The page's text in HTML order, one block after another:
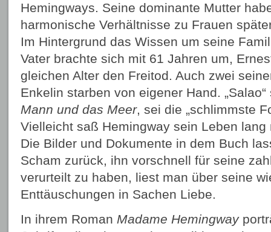
Hemingways. Seine dominante Mutter
harmonische Verhältnisse zu Frauen
Im Hintergrund das Wissen um seine
Vater brachte sich mit 61 Jahren um,
gleichen Alter den Freitod. Auch zwei
Enkelin starben von eigener Hand.
Mann und das Meer, sei die „schlimmste
Vielleicht saß Hemingway sein Leben lang
Die Bilder und Dokumente in dem Buch
Scham zurück, ihn vorschnell für seine
verurteilt zu haben, liest man über seine
Enttäuschungen in Sachen Liebe.
In ihrem Roman Madame Hemingway